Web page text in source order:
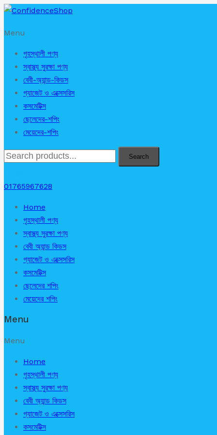
Menu
গৃহস্থালী পণ্য
স্বাস্থ্য সুরক্ষা পণ্য
বেবী-অ্যান্ড-কিডস
গ্যাজেট ও এক্সেসরিস
কসমেটিক্স
ছেলেদের-শপিং
মেয়েদের-শপিং
Search
01765967628
Home
গৃহস্থালী পণ্য
স্বাস্থ্য সুরক্ষা পণ্য
বেবী অ্যান্ড কিডস
গ্যাজেট ও এক্সেসরিস
কসমেটিক্স
ছেলেদের শপিং
মেয়েদের শপিং
Menu
Menu
Home
গৃহস্থালী পণ্য
স্বাস্থ্য সুরক্ষা পণ্য
বেবী অ্যান্ড কিডস
গ্যাজেট ও এক্সেসরিস
কসমেটিক্স